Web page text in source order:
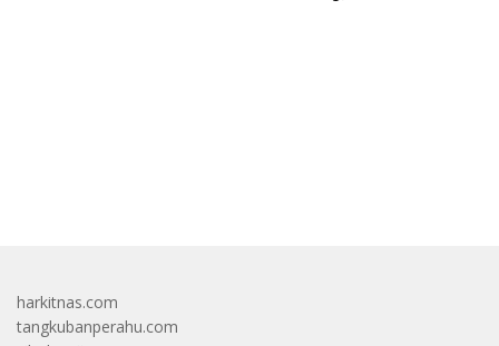
harkitnas.com
tangkubanperahu.com